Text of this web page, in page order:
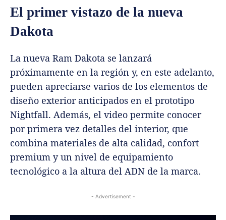
El primer vistazo de la nueva
Dakota
La nueva Ram Dakota se lanzará
próximamente en la región y, en este adelanto,
pueden apreciarse varios de los elementos de
diseño exterior anticipados en el prototipo
Nightfall. Además, el video permite conocer
por primera vez detalles del interior, que
combina materiales de alta calidad, confort
premium y un nivel de equipamiento
tecnológico a la altura del ADN de la marca.
- Advertisement -